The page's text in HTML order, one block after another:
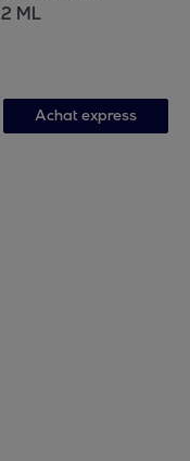
ML
Achat express